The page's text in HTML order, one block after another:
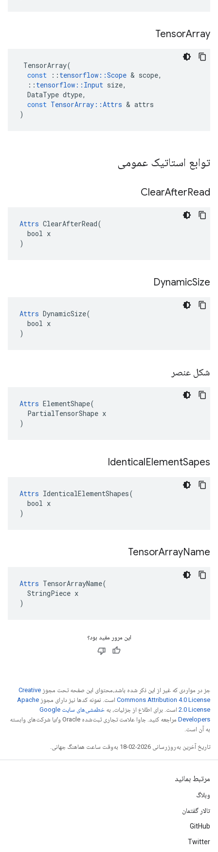
TensorArray
TensorArray(
const
:: tensorflow ::Scope & scope,
:: tensorflow :: Input size,
DataType dtype,
const TensorArray ::Attrs & attrs
)
توابع استاتیک عمومی
ClearAfterRead
Attrs ClearAfterRead(
  bool x
)
DynamicSize
Attrs DynamicSize(
  bool x
)
شکل عنصر
Attrs ElementShape(
  PartialTensorShape x
)
IdenticalElementSapes
Attrs IdenticalElementShapes(
  bool x
)
TensorArrayName
Attrs TensorArrayName(
  StringPiece x
)
این مرور مفید بود؟
جز در مواردی که غیر از این ذکر شده باشد،‌محتوای این صفحه تحت مجوز Creative
Commons Attribution 4.0 License است. نمونه کدها نیز دارای مجوز Apache
2.0 License است. برای اطلاع از جزئیات، به
خطمشی‌های سایت Google
Developers‏
مراجعه کنید. جاوا علامت تجاری ثبت‌شده Oracle و/یا شرکت‌های وابسته
به آن است.
تاریخ آخرین به‌روزرسانی 2026-02-18 به‌وقت ساعت هماهنگ جهانی.
مرتبط بمانید
وبلاگ
تالار گفتمان
GitHub
Twitter